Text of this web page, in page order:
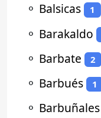
⚬ Balsicas 1
⚬ Barakaldo
⚬ Barbate 2
⚬ Barbués 1
⚬ Barbuñales